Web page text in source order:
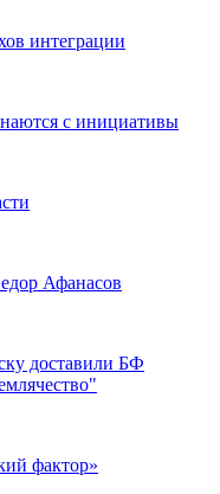
интеграции
с инициативы
Афанасов
доставили БФ
фактор»